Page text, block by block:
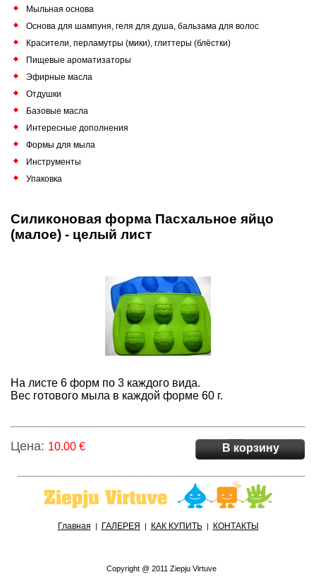
Мыльная основа
Основа для шампуня, геля для душа, бальзама для волос
Красители, перламутры (мики), глиттеры (блёстки)
Пищевые ароматизаторы
Эфирные масла
Отдушки
Базовые масла
Интересные дополнения
Формы для мыла
Инструменты
Упаковка
Силиконовая форма Пасхальное яйцо
(малое) - целый лист
На листе 6 форм по 3 каждого вида.
Вес готового мыла в каждой форме 60 г.
Цена: 10.00 € В корзину
Главная | ГАЛЕРЕЯ | КАК КУПИТЬ | КОНТАКТЫ
Copyright @ 2011 Ziepju Virtuve